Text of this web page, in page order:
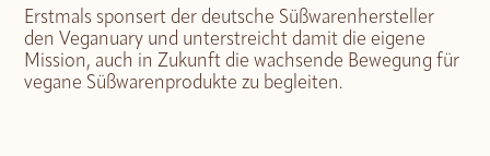
HOSTA Anspruch
HOSTA Group
Nippon
Jobportal
Onlineshop
HOSTA Onlineshop
News Kontakt DE EN
Erstmals sponsert der deutsche Süßwarenhersteller
den Veganuary und unterstreicht damit die eigene
Mission, auch in Zukunft die wachsende Bewegung für
vegane Süßwarenprodukte zu begleiten.